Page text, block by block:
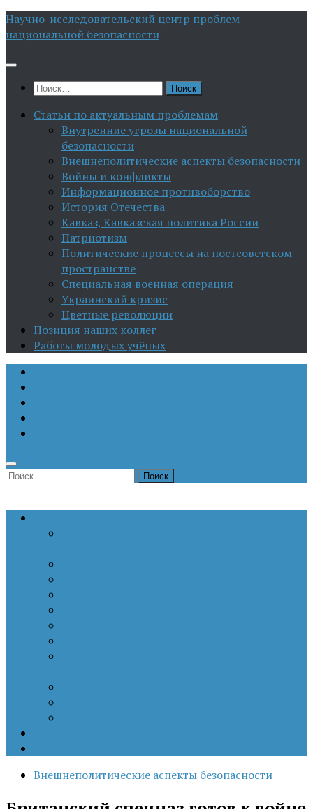
Перейти
к
Научно-исследовательский центр проблем
национальной безопасности
Найти:
Статьи по актуальным проблемам
Внутренние угрозы национальной
безопасности
Внешнеполитические аспекты безопасности
Войны и конфликты
Информационное противоборство
История Отечества
Кавказ, Кавказская политика России
Патриотизм
Политические процессы на постсоветском
пространстве
Специальная военная операция
Украинский кризис
Цветные революции
Позиция наших коллег
Работы молодых учёных
Найти:
Внешнеполитические аспекты безопасности